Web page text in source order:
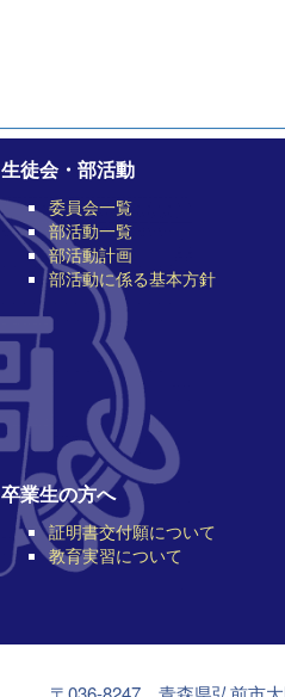
生徒会・部活動
委員会一覧
部活動一覧
部活動計画
部活動に係る基本方針
卒業生の方へ
証明書交付願について
教育実習について